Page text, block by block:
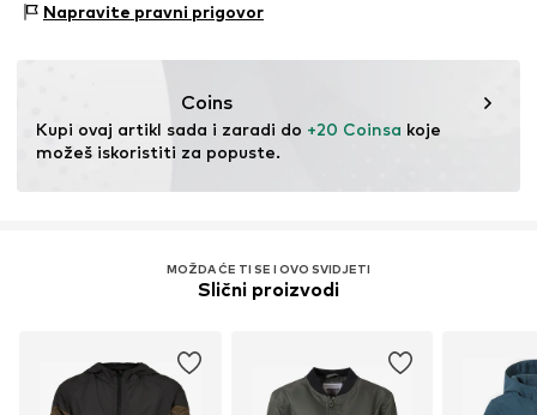
3542AD Utecht
Napravite pravni prigovor
Coins
Kupi ovaj artikl sada i zaradi do +20 Coinsa koje
možeš iskoristiti za popuste.
MOŽDA ĆE TI SE I OVO SVIDJETI
Slični proizvodi